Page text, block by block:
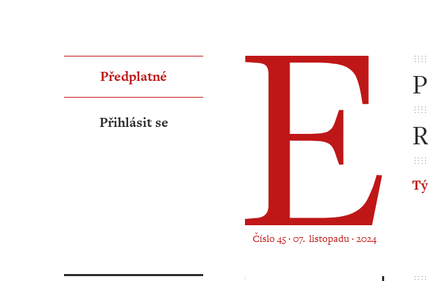
Číslo 45 ‧ 07. listopadu ‧ 2024
Předplatné
Přihlásit se